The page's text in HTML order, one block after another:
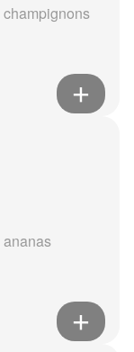
ananas